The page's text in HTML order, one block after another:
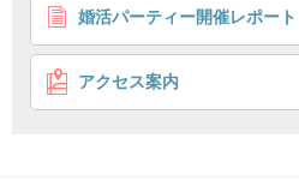
20代限定 16タイプ性格診断付き♪
企画詳細
婚活パーティー開催レポート
アクセス案内